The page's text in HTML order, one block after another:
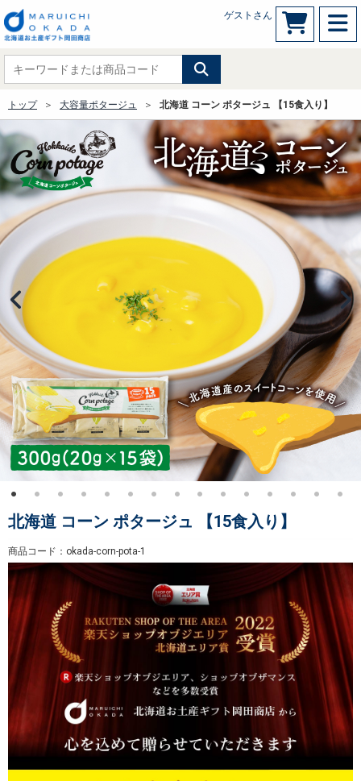
ゲストさん
トップ 大容量ポタージュ 北海道 コーン ポタージュ 【15食入り】
北海道 コーン ポタージュ 【15食入り】
商品コード：okada-corn-pota-1